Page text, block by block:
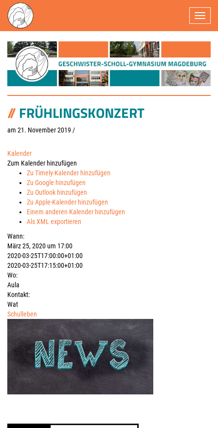
FRÜHLINGSKONZERT
am 21. November 2019 /
Kalender
Zum Kalender hinzufügen
Zu Timely-Kalender hinzufügen
Zu Google hinzufügen
Zu Outlook hinzufügen
Zu Apple-Kalender hinzufügen
Einem anderen Kalender hinzufügen
Als XML exportieren
Wann:
März 25, 2020 um 17:00
2020-03-25T17:00:00+01:00
2020-03-25T17:15:00+01:00
Wo:
Aula
Kontakt:
Wat
Schulleben